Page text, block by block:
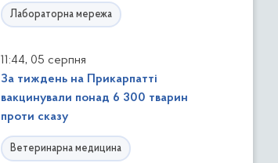
Лабораторна мережа
11:44, 05 серпня
За тиждень на Прикарпатті
вакцинували понад 6 300 тварин
проти сказу
Ветеринарна медицина